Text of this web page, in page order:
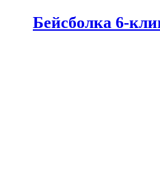
Бейсболка 6-